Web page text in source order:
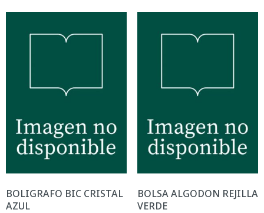
BOLIGRAFO BIC CRISTAL
AZUL
BOLSA ALGODON REJILLA
VERDE